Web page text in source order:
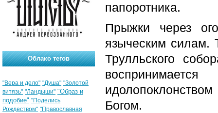
папоротника.
Прыжки через
языческим силам.
Трулльского
Богом.
Облако тегов
"Вера и дело" "Душа" "Золотой
витязь" "Ландыши" "Образ и
подобие" "Поделись
Рождеством" "Православная